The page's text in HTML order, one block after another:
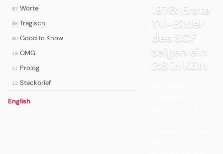
07 Worte
08 Tragisch
09 Good to Know
10 OMG
11 Prolog
12 Steckbrief
English
1976: Erste
TV-Bilder
des SCF
zeigen ein
2:8 in Köln